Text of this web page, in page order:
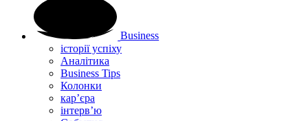
Business
історії успіху
Аналітика
Business Tips
Колонки
кар’єра
інтерв’ю